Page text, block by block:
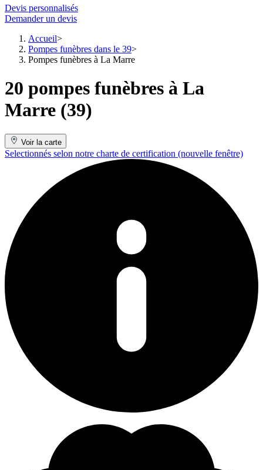
Devis personnalisés
Demander un devis
Accueil
Pompes funèbres dans le 39
Pompes funèbres à La Marre
20 pompes funèbres à La
Marre (39)
Voir la carte
Selectionnés selon notre charte de certification (nouvelle fenêtre)